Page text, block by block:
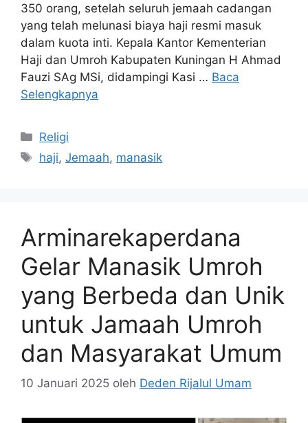
350 orang, setelah seluruh jemaah cadangan
yang telah melunasi biaya haji resmi masuk
dalam kuota inti. Kepala Kantor Kementerian
Haji dan Umroh Kabupaten Kuningan H Ahmad
Fauzi SAg MSi, didampingi Kasi … Baca
Selengkapnya
Kategori
Religi
Tag
haji,Jemaah, manasik
Arminarekaperdana
Gelar Manasik Umroh
yang Berbeda dan Unik
untuk Jamaah Umroh
dan Masyarakat Umum
10 Januari 2025 oleh Deden Rijalul Umam